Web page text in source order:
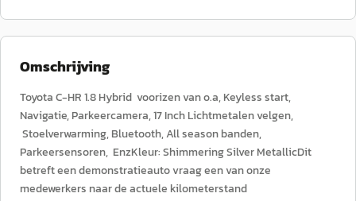
Omschrijving
Toyota C-HR 1.8 Hybrid voorizen van o.a, Keyless start,
Navigatie, Parkeercamera, 17 Inch Lichtmetalen velgen,
Stoelverwarming, Bluetooth, All season banden,
Parkeersensoren, EnzKleur: Shimmering Silver MetallicDit
betreft een demonstratieauto vraag een van onze
medewerkers naar de actuele kilometerstand